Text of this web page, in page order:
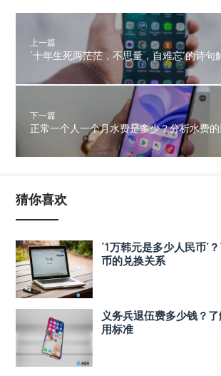
上一篇
‘十年生死两茫茫，不思量，自难忘’的诗句
下一篇
正常一个人一个月水费是多少？分析水费
猜你喜欢
‘1万韩元是多少人民币’
币的兑换关系
义务兵退伍费多少钱？
用标准